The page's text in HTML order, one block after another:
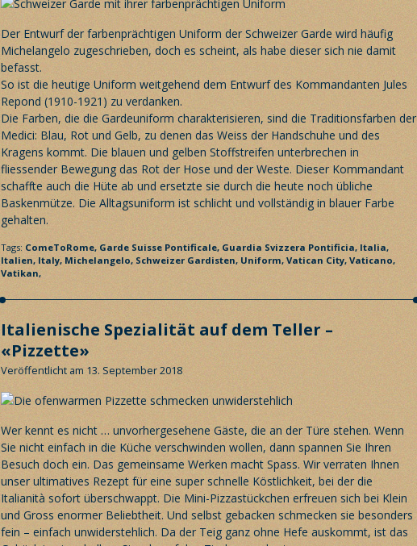
Der Entwurf der farbenprächtigen Uniform der Schweizer Garde wird häufig
Michelangelo zugeschrieben, doch es scheint, als habe dieser sich nie damit
befasst.
So ist die heutige Uniform weitgehend dem Entwurf des Kommandanten Jules
Repond (1910-1921) zu verdanken.
Die Farben, die die Gardeuniform charakterisieren, sind die Traditionsfarben der
Medici: Blau, Rot und Gelb, zu denen das Weiss der Handschuhe und des
Kragens kommt. Die blauen und gelben Stoffstreifen unterbrechen in
fliessender Bewegung das Rot der Hose und der Weste. Dieser Kommandant
schaffte auch die Hüte ab und ersetzte sie durch die heute noch übliche
Baskenmütze. Die Alltagsuniform ist schlicht und vollständig in blauer Farbe
gehalten.
Tags: ComeToRome, Garde Suisse Pontificale, Guardia Svizzera Pontificia, Italia,
Italien, Italy, Michelangelo, Schweizer Gardisten, Uniform, Vatican City, Vaticano,
Vatikan,
Italienische Spezialität auf dem Teller –
«Pizzette»
Veröffentlicht am 13. September 2018
Wer kennt es nicht … unvorhergesehene Gäste, die an der Türe stehen. Wenn
Sie nicht einfach in die Küche verschwinden wollen, dann spannen Sie Ihren
Besuch doch ein. Das gemeinsame Werken macht Spass. Wir verraten Ihnen
unser ultimatives Rezept für eine super schnelle Köstlichkeit, bei der die
Italianità sofort überschwappt. Die Mini-Pizzastückchen erfreuen sich bei Klein
und Gross enormer Beliebtheit. Und selbst gebacken schmecken sie besonders
fein – einfach unwiderstehlich. Da der Teig ganz ohne Hefe auskommt, ist das